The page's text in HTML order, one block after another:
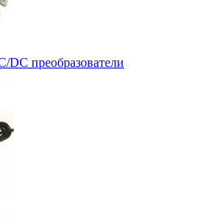
DC преобразователи